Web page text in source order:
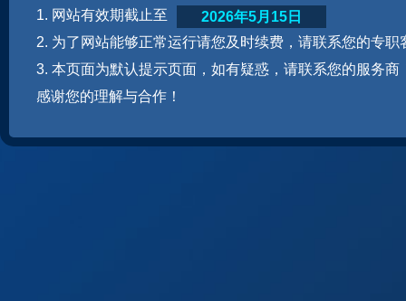
1. 网站有效期截止至
2. 为了网站能够正常运行请您及时续费，请联系您的专职
3. 本页面为默认提示页面，如有疑惑，请联系您的服务商
感谢您的理解与合作！
2026年5月15日